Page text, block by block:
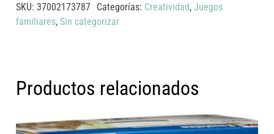
SKU:37002173787 Categorías: Creatividad, Juegos
familiares,Sin categorizar
Productos relacionados